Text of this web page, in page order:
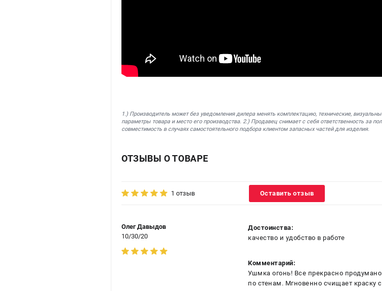
1.) Производитель может без уведомления дилера менять комплектацию, технические,
параметры товара и место его производства. 2.) Продавец снимает с себя ответственность за
совместимость в случаях самостоятельного подбора клиентом запасных частей для изделия.
ОТЗЫВЫ О ТОВАРЕ
1 отзыв Оставить отзыв
Олег Давыдов
10/30/20
Достоинства:
качество и удобство в работе
Комментарий:
Ушмка огонь! Все прекрасно
по стенам. Мгновенно счищает краску